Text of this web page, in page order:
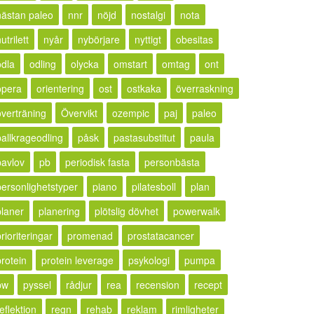
paleo nnr nöjd nostalgi
nota
nyår nybörjare nyttigt
obesitas
odling olycka omstart omtag
ont
orientering ost ostkaka
överraskning
Övervikt ozempic paj
paleo
påsk pastasubstitut
paula
pb periodisk fasta
personbästa
piano pilatesboll
plan
planering plötslig dövhet
powerwalk
promenad
prostatacancer
protein leverage psykologi
pumpa
pyssel rådjur rea recension
recept
regn rehab reklam rimligheter